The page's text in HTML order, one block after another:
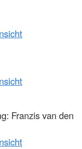
Franzis van den